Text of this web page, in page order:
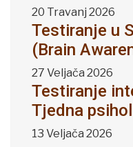
20 Travanj 2026
Testiranje u
(Brain
27 Veljača 2026
Testiranje
Tjedna
13 Veljača 2026